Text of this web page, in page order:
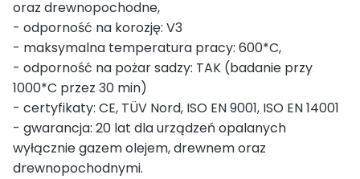
oraz drewnopochodne,
- odporność na korozję: V3
- maksymalna temperatura pracy: 600*C,
- odporność na pożar sadzy: TAK (badanie przy
1000*C przez 30 min)
- certyfikaty: CE, TÜV Nord, ISO EN 9001, ISO EN 14001
- gwarancja: 20 lat dla urządzeń opalanych
wyłącznie gazem olejem, drewnem oraz
drewnopochodnymi.